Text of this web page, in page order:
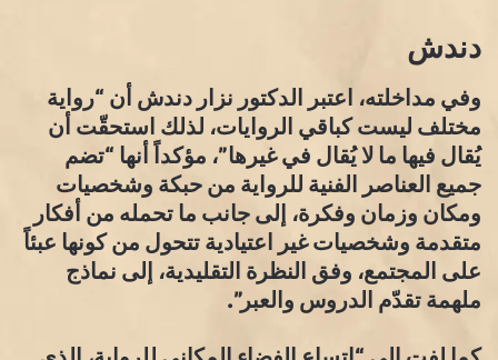
دندش
وفي مداخلته، اعتبر الدكتور نزار دندش أن “رواية
مختلف ليست كباقي الروايات، لذلك استحقّت أن
يُقال فيها ما لا يُقال في غيرها”، مؤكداً أنها “تضم
جميع العناصر الفنية للرواية من حبكة وشخصيات
ومكان وزمان وفكرة، إلى جانب ما تحمله من أفكار
متقدمة وشخصيات غير اعتيادية تتحول من كونها عبئاً
على المجتمع، وفق النظرة التقليدية، إلى نماذج
ملهمة تقدّم الدروس والعبر”.